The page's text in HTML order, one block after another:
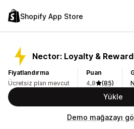
Shopify App Store
Nector: Loyalty &
Fiyatlandırma
Ücretsiz plan mevcut
Puan
4,8
(85)
Yükle
Demo mağazayı